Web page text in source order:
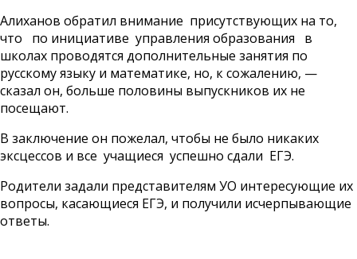
Алиханов обратил внимание присутствующих на то,
что по инициативе управления образования в
школах проводятся дополнительные занятия по
русскому языку и математике, но, к сожалению, —
сказал он, больше половины выпускников их не
посещают.
В заключение он пожелал, чтобы не было никаких
эксцессов и все учащиеся успешно сдали ЕГЭ.
Родители задали представителям УО интересующие их
вопросы, касающиеся ЕГЭ, и получили исчерпывающие
ответы.